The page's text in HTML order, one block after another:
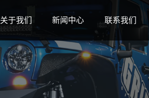
关于我们 新闻中心 联系我们